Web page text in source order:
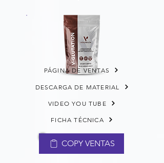
PÁGINA DE VENTAS
DESCARGA DE MATERIAL
VIDEO YOU TUBE
FICHA TÉCNICA
COPY VENTAS